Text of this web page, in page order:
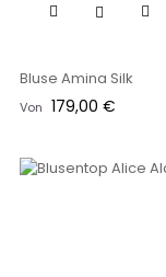
Bluse Amina Silk
Von Preis
179,00 €